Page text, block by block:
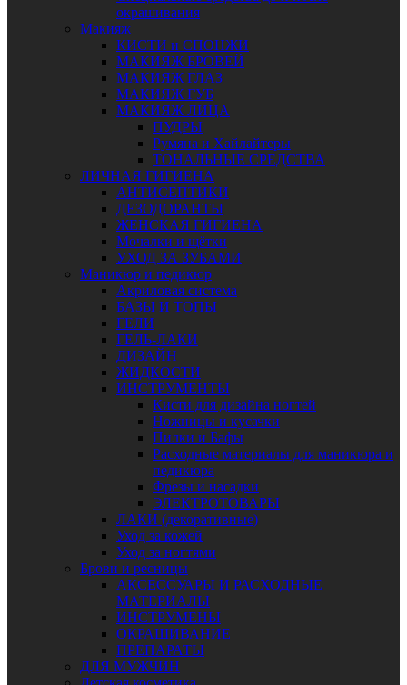
окрашивания
Макияж
КИСТИ и СПОНЖИ
МАКИЯЖ БРОВЕЙ
МАКИЯЖ ГЛАЗ
МАКИЯЖ ГУБ
МАКИЯЖ ЛИЦА
ПУДРЫ
Румяна и Хайлайтеры
ТОНАЛЬНЫЕ СРЕДСТВА
ЛИЧНАЯ ГИГИЕНА
АНТИСЕПТИКИ
ДЕЗОДОРАНТЫ
ЖЕНСКАЯ ГИГИЕНА
Мочалки и щётки
УХОД ЗА ЗУБАМИ
Маникюр и педикюр
Акриловая система
БАЗЫ И ТОПЫ
ГЕЛИ
ГЕЛЬ-ЛАКИ
ДИЗАЙН
ЖИДКОСТИ
ИНСТРУМЕНТЫ
Кисти для дизайна ногтей
Ножницы и кусачки
Пилки и Бафы
Расходные материалы для маникюра и
педикюра
Фрезы и насадки
ЭЛЕКТРОТОВАРЫ
ЛАКИ (декоративные)
Уход за кожей
Уход за ногтями
Брови и ресницы
АКСЕССУАРЫ И РАСХОДНЫЕ
МАТЕРИАЛЫ
ИНСТРУМЕНЫ
ОКРАШИВАНИЕ
ПРЕПАРАТЫ
ДЛЯ МУЖЧИН